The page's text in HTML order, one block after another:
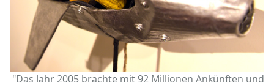
"Das Jahr 2005 brachte mit 92 Millionen Ankünften und